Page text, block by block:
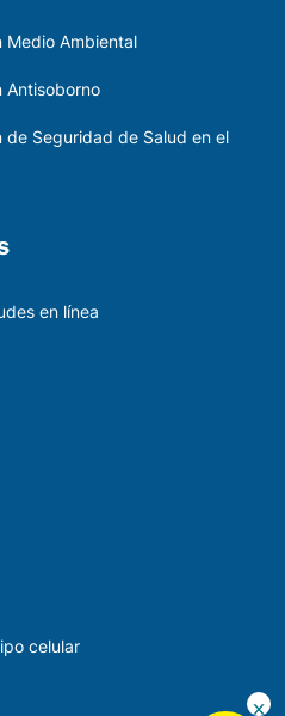
Medio Ambiental
Antisoborno
de Seguridad de Salud en el
en línea
celular